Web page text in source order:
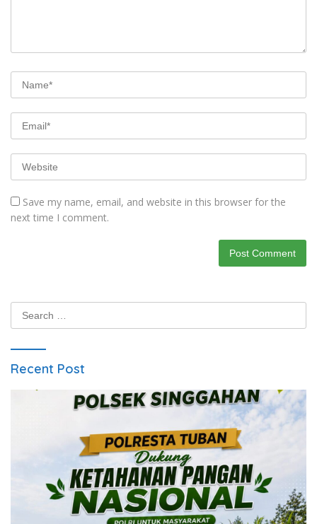
Save my name, email, and website in this browser for the
next time I comment.
Search
for:
Recent Post